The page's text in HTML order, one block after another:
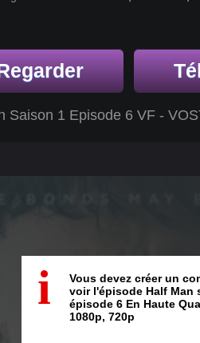
Saison 1 Episode 6 VF -
i
Vous devez créer un
voir l'épisode Half Man
épisode 6 En Haute
1080p, 720p